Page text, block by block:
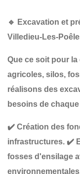
🔹 Excavation et
Villedieu-Les-
Que ce soit pour
agricoles, silos,
réalisons des
besoins de
✔️ Création des
infrastructures. ✔️
fosses d'ensilage